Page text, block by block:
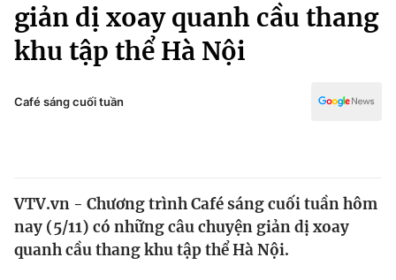
Chính trị
Xã hội
Pháp luật
Thế giới
Tin tức
Kinh tế
Truyền hình
Văn hóa - Giải trí
Y tế
Công nghệ
giản dị xoay quanh cầu thang
khu tập thể Hà Nội
Café sáng cuối tuần
VTV.vn - Chương trình Café sáng cuối tuần hôm
nay (5/11) có những câu chuyện giản dị xoay
quanh cầu thang khu tập thể Hà Nội.